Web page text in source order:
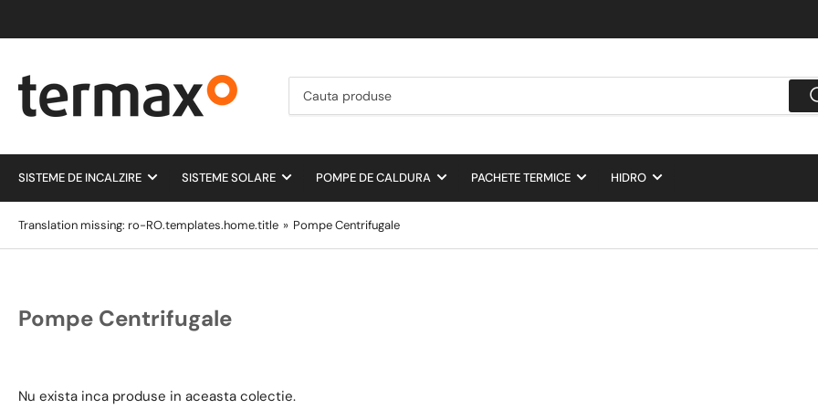
produse
SISTEME DE INCALZIRE SISTEME SOLARE POMPE DE CALDURA PACHETE TERMICE HIDRO
Translation missing: ro-RO.templates.home.title » Pompe Centrifugale
Pompe Centrifugale
Nu exista inca produse in aceasta colectie.